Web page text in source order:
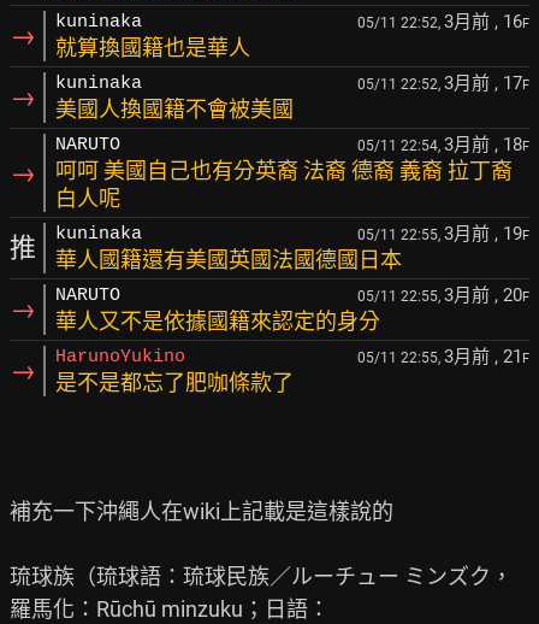
→ kuninaka 05/11 22:52, 3月前 , 16F
就算換國籍也是華人
→ kuninaka 05/11 22:52, 3月前 , 17F
美國人換國籍不會被美國
→
NARUTO 05/11 22:54, 3月前 , 18F
呵呵 美國自己也有分英裔 法裔 德裔 義裔 拉丁裔
白人呢
推 kuninaka 05/11 22:55, 3月前 , 19F
華人國籍還有美國英國法國德國日本
→ NARUTO 05/11 22:55, 3月前 , 20F
華人又不是依據國籍來認定的身分
→ HarunoYukino 05/11 22:55, 3月前 , 21 F
是不是都忘了肥咖條款了
補充一下沖繩人在wiki上記載是這樣說的
琉球族（琉球語：琉球民族／ルーチュー ミンズク，
羅馬化：Rūchū minzuku；日語：